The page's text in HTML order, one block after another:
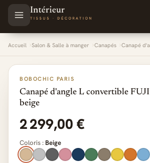
Aller au contenu principal
Accueil Salon & Salle à manger Canapés Canapé
BOBOCHIC PARIS
Canapé d'angle L convertible FUJI
beige
2 299,00 €
Coloris : Beige